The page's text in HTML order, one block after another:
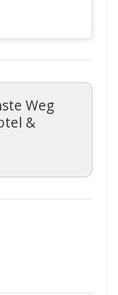
Weg
&